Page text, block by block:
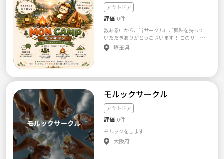
アウトドア
評価 0件
数ある中から、当サークルにご興味を持って
いただきありがとうございます！ このサーク
ルは、 『各々、チル時間を楽しむ』をコンセ
プトに活動するソログルキャンのコミュニテ
ど関東近郊キャンプ場でソログルキャンを開
催していければと思っております♪ ＜こんな
方大歓迎です＞ ・キャンプ好きな方、興味あ
る方 ・ソログルキャンのコミュニティ入りた
い方 ・新しい趣味を作りたい方 ・人とおしゃ
べりしたい方 ・友達作りたい方...etc ＜会費に
ついて＞ ・初参加割、友達割、席取り割、早
割、通常価格など条件ごとに金額設定してい
ます。 ・キャンプ代や、オフ会の飲食代は別
埼玉県
モルックサークル
アウトドア
評価 0件
モルックをします
大阪府